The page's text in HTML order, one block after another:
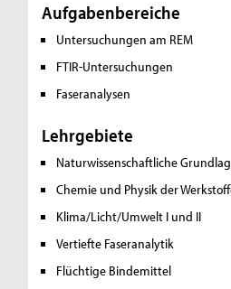
Aufgabenbereiche
Untersuchungen am REM
FTIR-Untersuchungen
Faseranalysen
Lehrgebiete
Naturwissenschaftliche
Chemie und Physik der
Klima/Licht/Umwelt I und II
Vertiefte Faseranalytik
Flüchtige Bindemittel